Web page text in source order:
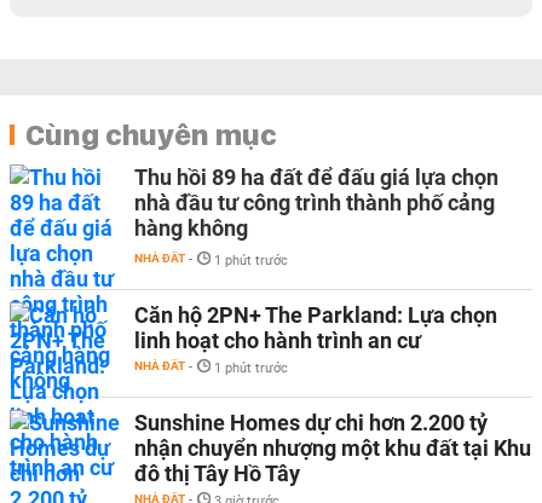
Cùng chuyên mục
Thu hồi 89 ha đất để đấu giá lựa chọn
nhà đầu tư công trình thành phố cảng
hàng không
NHÀ ĐẤT - 1 phút trước
Căn hộ 2PN+ The Parkland: Lựa chọn
linh hoạt cho hành trình an cư
NHÀ ĐẤT - 1 phút trước
Sunshine Homes dự chi hơn 2.200 tỷ
nhận chuyển nhượng một khu đất tại Khu
đô thị Tây Hồ Tây
NHÀ ĐẤT